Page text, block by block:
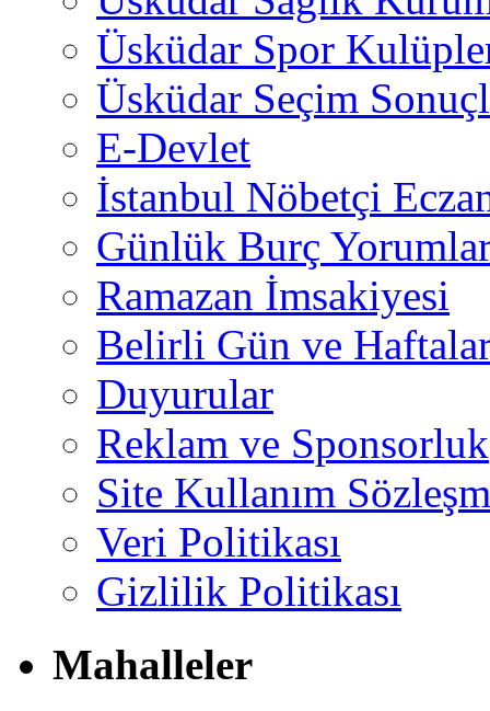
Üsküdar Spor
Üsküdar Seçim
E-Devlet
İstanbul Nöbetçi
Günlük Burç
Ramazan İmsakiyesi
Belirli Gün ve
Duyurular
Reklam ve Sponsorluk
Site Kullanım
Veri Politikası
Gizlilik Politikası
Mahalleler